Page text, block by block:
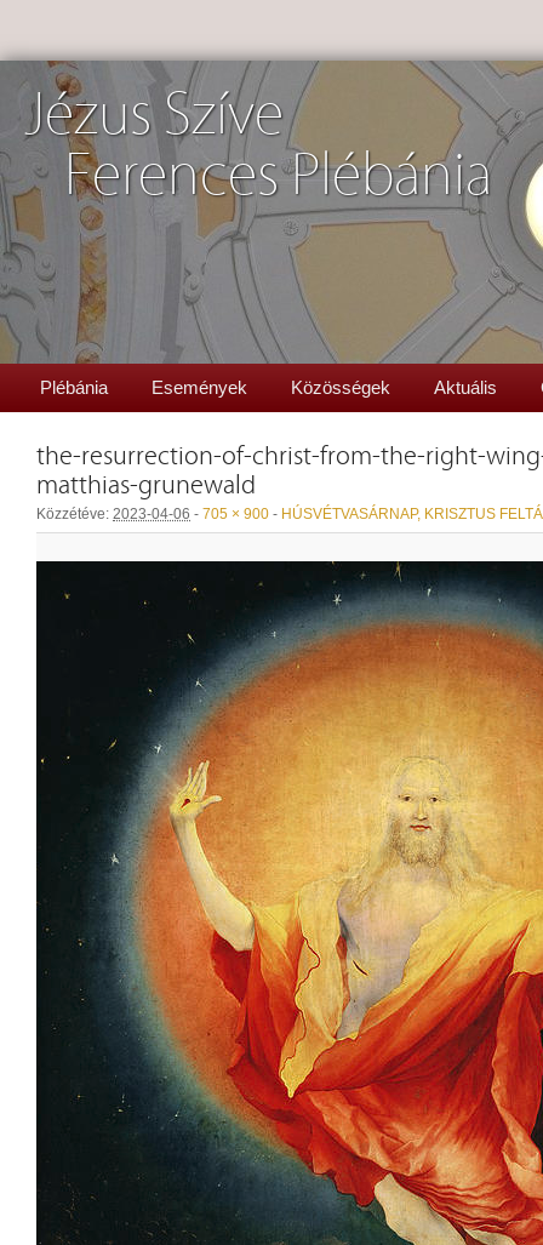
Jézus Szíve
Ferences Plébánia
Plébánia Események Közösségek Aktuális
the-resurrection-of-christ-from-the-right-
matthias-grunewald
Közzétéve: 2023-04-06 - 705 × 900 - HÚSVÉTVASÁRNAP, KRISZTUS